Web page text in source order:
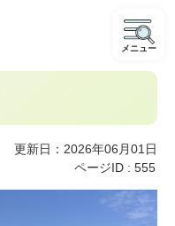
メニュー
更新日：2026年06月01日
ページID : 555